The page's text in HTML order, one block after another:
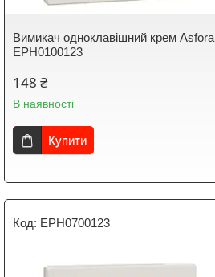
Вимикач одноклавішний крем Asfora
EPH0100123
148 ₴
В наявності
Купити
EPH0700123